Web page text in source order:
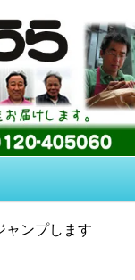
ャンプします